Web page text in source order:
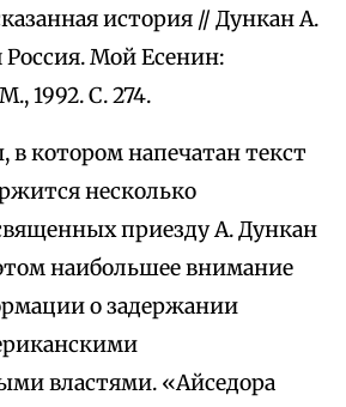
история // Дункан А.
Мой Есенин:
1992. С. 274.
в котором напечатан текст
несколько
приезду А. Дункан
наибольшее внимание
о задержании
властями. «Айседора